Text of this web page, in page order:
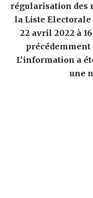
régularisation des
la Liste Electorale
22 avril 2022 à
L’information a
une